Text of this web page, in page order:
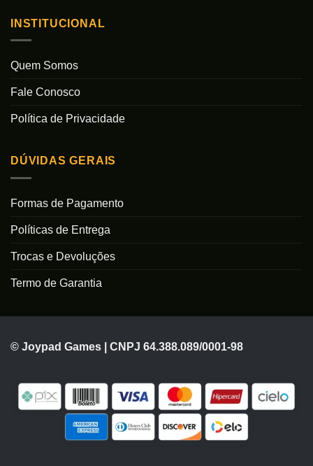
INSTITUCIONAL
Quem Somos
Fale Conosco
Política de Privacidade
DÚVIDAS GERAIS
Formas de Pagamento
Políticas de Entrega
Trocas e Devoluções
Termo de Garantia
© Joypad Games | CNPJ 64.388.089/0001-98